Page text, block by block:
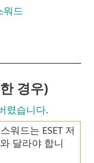
워드
경우)
렸습니다.
워드는 ESET 저
달라야 합니